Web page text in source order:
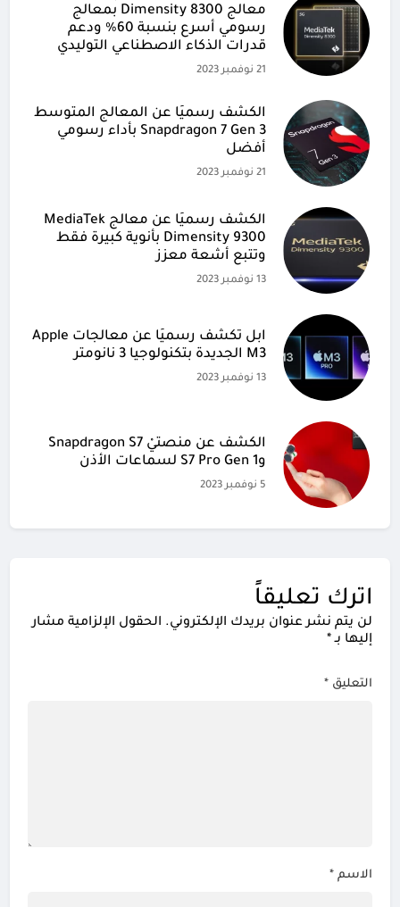
معالج Dimensity 8300 بمعالج
رسومي أسرع بنسبة 60% ودعم
قدرات الذكاء الاصطناعي التوليدي
21 نوفمبر 2023
الكشف رسميًا عن المعالج المتوسط
Snapdragon 7 Gen 3 بأداء رسومي
أفضل
21 نوفمبر 2023
الكشف رسميًا عن معالج MediaTek
Dimensity 9300 بأنوية كبيرة فقط
وتتبع أشعة معزز
13 نوفمبر 2023
آبل تكشف رسميًا عن معالجات Apple
M3 الجديدة بتكنولوجيا 3 نانومتر
13 نوفمبر 2023
الكشف عن منصتيْ Snapdragon S7
وS7 Pro Gen 1 لسماعات الأذن
5 نوفمبر 2023
اترك تعليقاً
لن يتم نشر عنوان بريدك الإلكتروني. الحقول الإلزامية مشار
إليها بـ*
التعليق *
الاسم *